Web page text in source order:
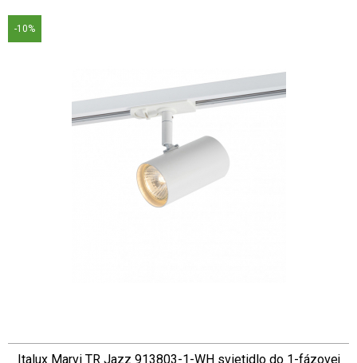
-10%
Italux Marvi TR Jazz 913803-1-WH svietidlo do 1-fázovej